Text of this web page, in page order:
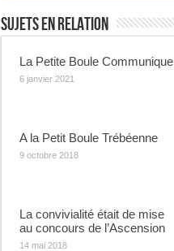
Sujets En Relation
La Petite Boule Communique
6 janvier 2021
A la Petit Boule Trébéenne
9 octobre 2018
La convivialité était de mise
au concours de l’Ascension
14 mai 2018